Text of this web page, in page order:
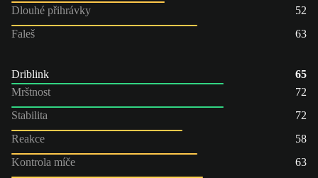
Dlouhé přihrávky
52
Faleš
63
Driblink
65
Mrštnost
72
Stabilita
72
Reakce
58
Kontrola míče
63